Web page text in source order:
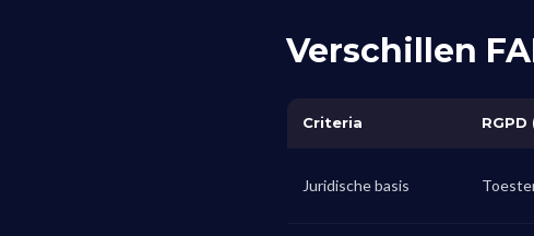
Verschillen
Criteria RGPD
Juridische basis